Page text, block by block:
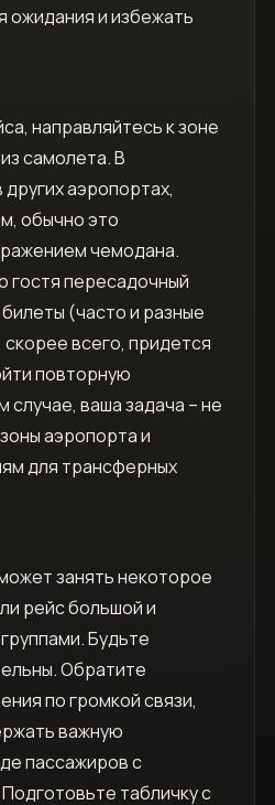
ожидания и избежать
направляйтесь к зоне
самолета. В
аэропортах,
обычно это
чемодана.
гостя пересадочный
(часто и разные
всего, придется
повторную
случае, ваша задача – не
аэропорта и
для трансферных
занять некоторое
рейс большой и
Будьте
Обратите
по громкой связи,
важную
пассажиров с
табличку с